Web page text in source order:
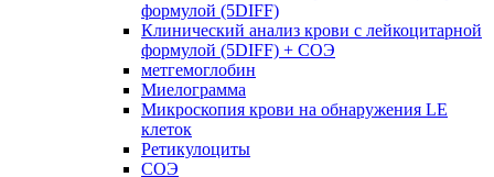
формулой (5DIFF)
Клинический анализ крови с лейкоцитарной
формулой (5DIFF) + СОЭ
метгемоглобин
Миелограмма
Микроскопия крови на обнаружения LE
клеток
Ретикулоциты
СОЭ